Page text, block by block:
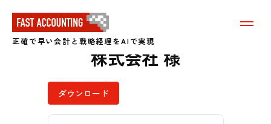
正確で早い会計と戦略経理をAIで実現
メ
[導入事例] 旭化成
株式会社 様
ダウンロード